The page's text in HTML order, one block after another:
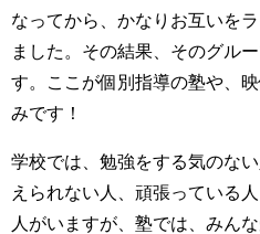
なってから、かなりお互いを
ました。その結果、そのグル
す。ここが個別指導の塾や、
みです！
学校では、勉強をする気のな
えられない人、頑張っている
人がいますが、塾では、みん